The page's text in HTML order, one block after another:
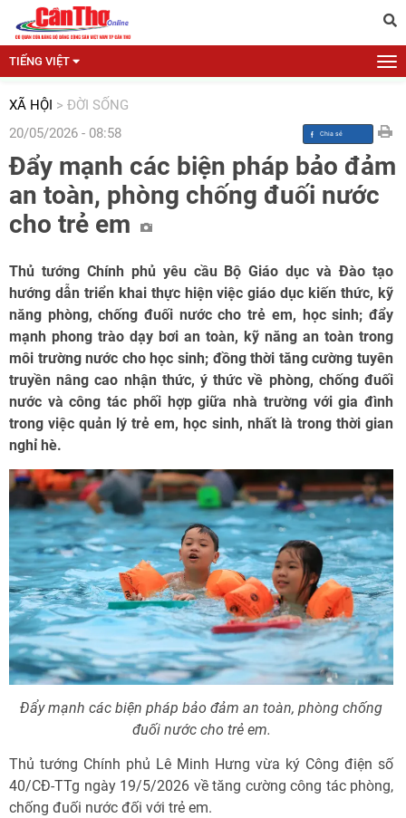
TIẾNG VIỆT
XÃ HỘI > ĐỜI SỐNG
20/05/2026 - 08:58
Đẩy mạnh các biện pháp bảo đảm
an toàn, phòng chống đuối nước
cho trẻ em
Thủ tướng Chính phủ yêu cầu Bộ Giáo dục và Đào tạo
hướng dẫn triển khai thực hiện việc giáo dục kiến thức, kỹ
năng phòng, chống đuối nước cho trẻ em, học sinh; đẩy
mạnh phong trào dạy bơi an toàn, kỹ năng an toàn trong
môi trường nước cho học sinh; đồng thời tăng cường tuyên
truyền nâng cao nhận thức, ý thức về phòng, chống đuối
nước và công tác phối hợp giữa nhà trường với gia đình
trong việc quản lý trẻ em, học sinh, nhất là trong thời gian
nghỉ hè.
Đẩy mạnh các biện pháp bảo đảm an toàn, phòng chống
đuối nước cho trẻ em.
Thủ tướng Chính phủ Lê Minh Hưng vừa ký Công điện số
40/CĐ-TTg ngày 19/5/2026 về tăng cường công tác phòng,
chống đuối nước đối với trẻ em.